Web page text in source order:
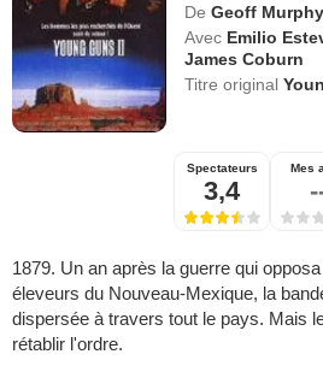
De Geoff Murphy
Avec Emilio
James Coburn
Titre original
Spectateurs
3,4
Mes
1879. Un an après la guerre qui
éleveurs du Nouveau-Mexique, la
dispersée à travers tout le pays. Mais
rétablir l'ordre.